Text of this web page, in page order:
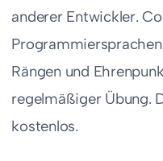
anderer Entwickler.
Rängen und
regelmäßiger Übung.
kostenlos.